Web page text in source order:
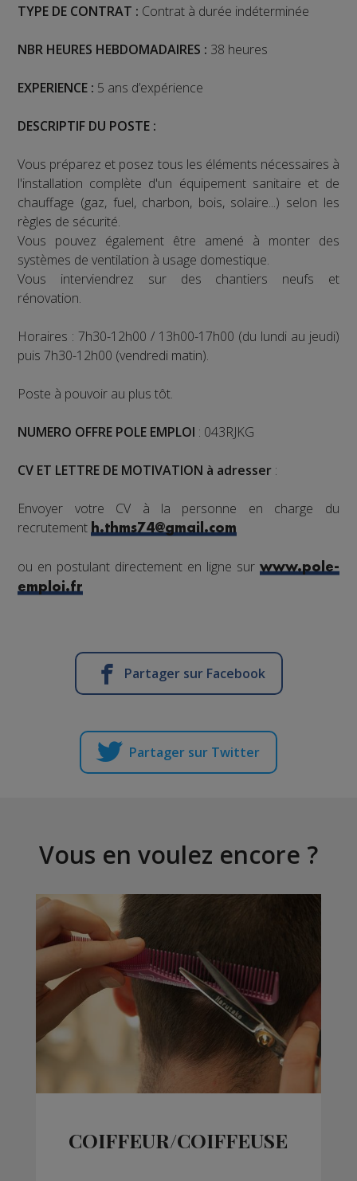
TYPE DE CONTRAT : Contrat à durée indéterminée
NBR HEURES HEBDOMADAIRES : 38 heures
EXPERIENCE : 5 ans d’expérience
DESCRIPTIF DU POSTE :
Vous préparez et posez tous les éléments nécessaires à
l'installation complète d'un équipement sanitaire et de
chauffage (gaz, fuel, charbon, bois, solaire...) selon les
règles de sécurité.
Vous pouvez également être amené à monter des
systèmes de ventilation à usage domestique.
Vous interviendrez sur des chantiers neufs et
rénovation.
Horaires : 7h30-12h00 / 13h00-17h00 (du lundi au jeudi)
puis 7h30-12h00 (vendredi matin).
Poste à pouvoir au plus tôt.
NUMERO OFFRE POLE EMPLOI : 043RJKG
CV ET LETTRE DE MOTIVATION à adresser :
Envoyer votre CV à la personne en charge du
recrutement h.thms74@gmail.com
ou en postulant directement en ligne sur www.pole-
emploi.fr
Partager sur Facebook
Partager sur Twitter
Vous en voulez encore ?
COIFFEUR/COIFFEUSE